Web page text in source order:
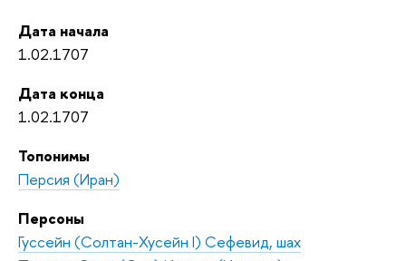
Дата начала
1.02.1707
Дата конца
1.02.1707
Топонимы
Персия (Иран)
Персоны
Гуссейн (Солтан-Хусейн I) Сефевид, шах